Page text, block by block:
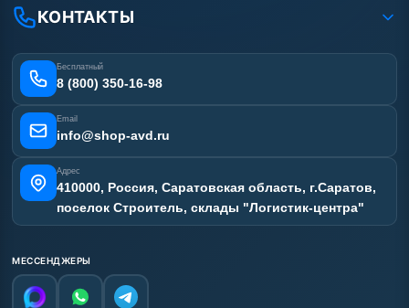
Статьи
Лизинг
Получить скидку
Сертификаты
Наши работы
Отзывы наших клиентов
Карта сайта
КОНТАКТЫ
Бесплатный
8 (800) 350-16-98
Email
info@shop-avd.ru
Адрес
410000, Россия, Саратовская область, г.Саратов,
поселок Строитель, склады "Логистик-центра"
МЕССЕНДЖЕРЫ